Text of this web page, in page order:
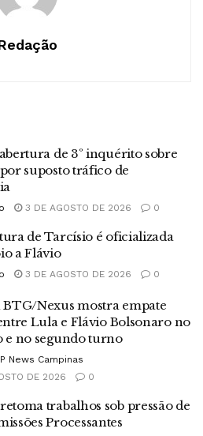
de 3º inquérito sobre
suposto tráfico de
3 DE AGOSTO DE 2026 0
de Tarcísio é oficializada
a Flávio
3 DE AGOSTO DE 2026 0
BTG/Nexus mostra empate
Lula e Flávio Bolsonaro no
no segundo turno
News Campinas
DE 2026
0
trabalhos sob pressão de
Processantes